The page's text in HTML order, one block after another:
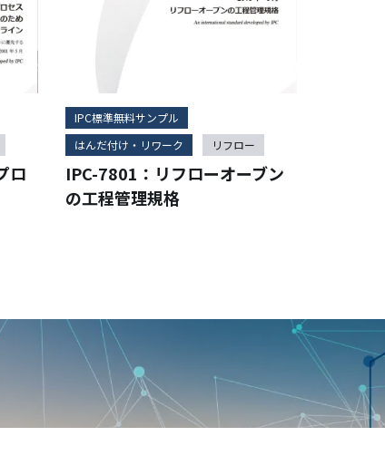
ロ
IPC標準無料サンプル
はんだ付け・リワーク
リフロー
IPC-7801：リフローオーブン
の工程管理規格